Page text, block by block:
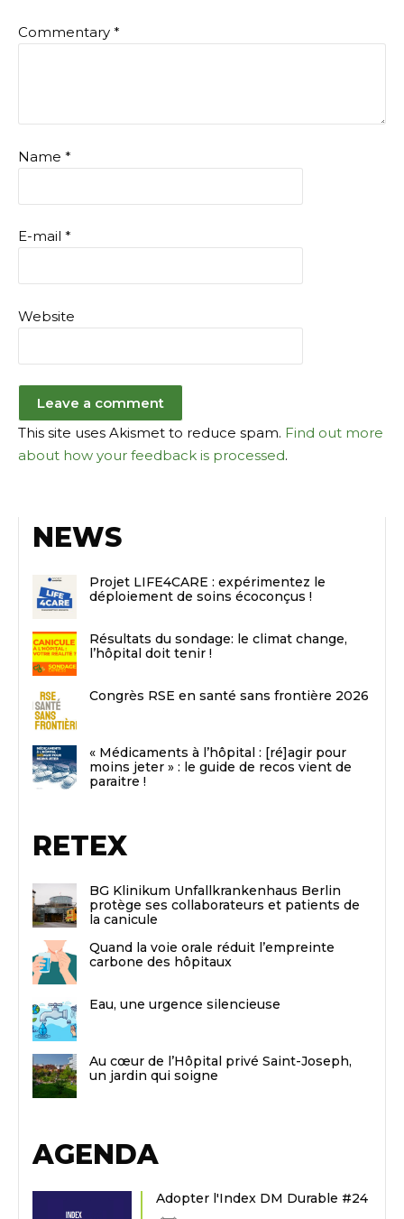
Commentary *
Name *
E-mail *
Website
This site uses Akismet to reduce spam. Find out more
about how your feedback is processed.
NEWS
Projet LIFE4CARE : expérimentez le
déploiement de soins écoconçus !
Résultats du sondage: le climat change,
l’hôpital doit tenir !
Congrès RSE en santé sans frontière 2026
« Médicaments à l’hôpital : [ré]agir pour
moins jeter » : le guide de recos vient de
paraitre !
RETEX
BG Klinikum Unfallkrankenhaus Berlin
protège ses collaborateurs et patients de
la canicule
Quand la voie orale réduit l’empreinte
carbone des hôpitaux
Eau, une urgence silencieuse
Au cœur de l’Hôpital privé Saint-Joseph,
un jardin qui soigne
AGENDA
Adopter l'Index DM Durable #24